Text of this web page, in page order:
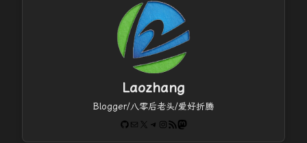
Laozhang
Blogger/八零后老头/爱好折腾
GitHub
电子邮件 X Telegram
Instagram
RSS FeedMastodon